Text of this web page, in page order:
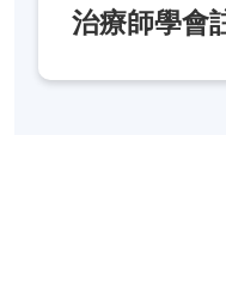
治療師學會